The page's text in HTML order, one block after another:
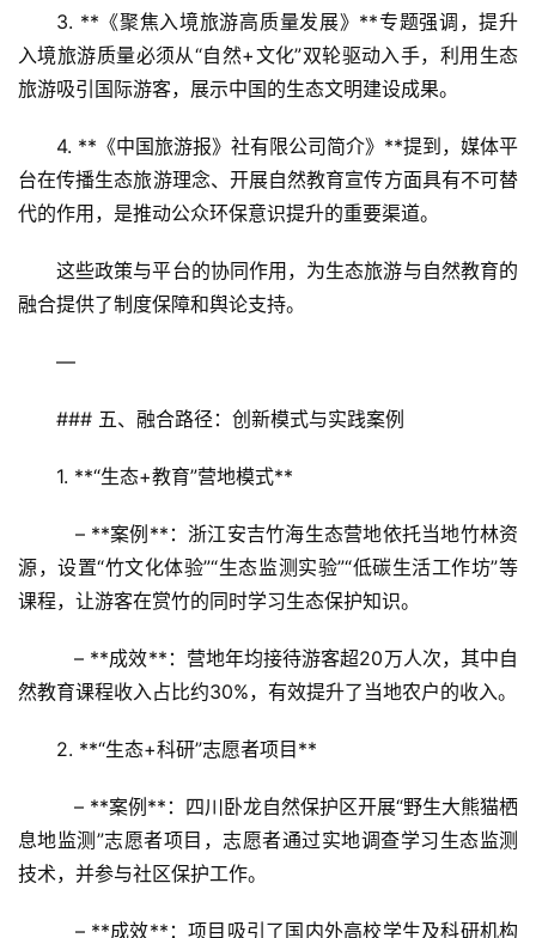
首
景
文
旅
3. **《聚焦入境旅游高质量发展》**专题强调，提升
入境旅游质量必须从“自然+文化”双轮驱动入手，利用生态
旅游吸引国际游客，展示中国的生态文明建设成果。
4. **《中国旅游报》社有限公司简介》**提到，媒体平
台在传播生态旅游理念、开展自然教育宣传方面具有不可替
代的作用，是推动公众环保意识提升的重要渠道。
这些政策与平台的协同作用，为生态旅游与自然教育的
融合提供了制度保障和舆论支持。
—
### 五、融合路径：创新模式与实践案例
1. **“生态+教育”营地模式**
源，设置“竹文化体验”“生态监测实验”“低碳生活工作坊”等
课程，让游客在赏竹的同时学习生态保护知识。
   – **成效**：营地年均接待游客超20万人次，其中自
然教育课程收入占比约30%，有效提升了当地农户的收入。
2. **“生态+科研”志愿者项目**
息地监测”志愿者项目，志愿者通过实地调查学习生态监测
技术，并参与社区保护工作。